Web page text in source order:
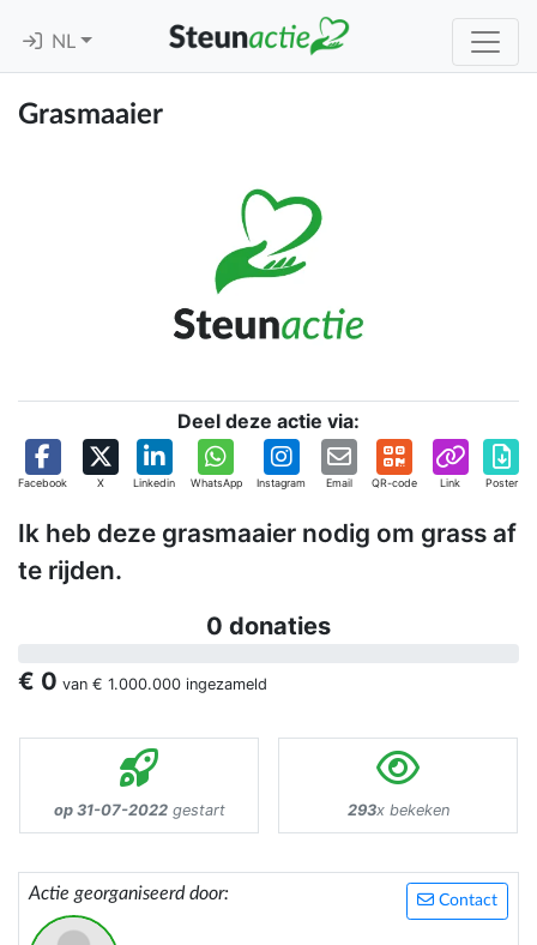
NL
Grasmaaier
Deel deze actie via:
Facebook X Linkedin WhatsApp Instagram Email QR-code Link Poster
Ik heb deze grasmaaier nodig om grass af
te rijden.
0 donaties
€ 0 van € 1.000.000 ingezameld
op 31-07-2022gestart 293x bekeken
Contact
Actie georganiseerd door: